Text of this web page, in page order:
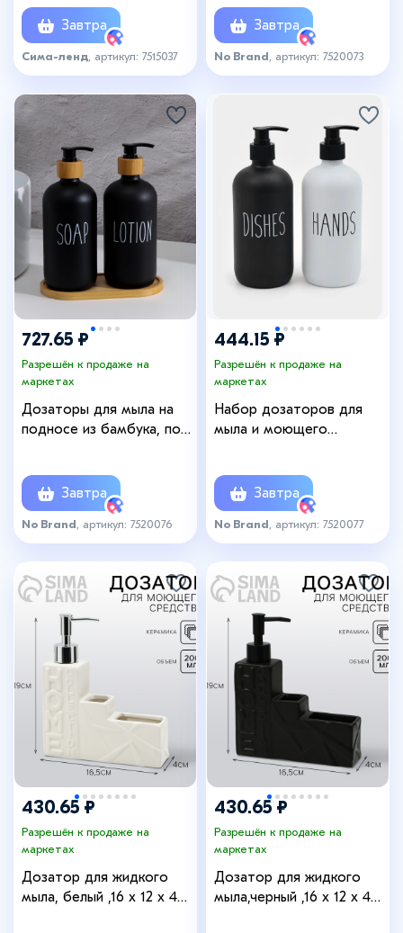
Завтра
Сима-ленд , артикул: 7515037
Завтра
No Brand , артикул: 7520073
727.65 ₽
Разрешён к продаже на
маркетах
Дозаторы для мыла на
подносе из бамбука, по
Завтра
No Brand , артикул: 7520076
444.15 ₽
Разрешён к продаже на
маркетах
Набор дозаторов для
мыла и моющего
Завтра
No Brand , артикул: 7520077
430.65 ₽
Разрешён к продаже на
маркетах
Дозатор для жидкого
мыла, белый ,16 х 12 х 4
430.65 ₽
Разрешён к продаже на
маркетах
Дозатор для жидкого
мыла,черный ,16 х 12 х 4